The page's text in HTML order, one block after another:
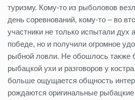
туризму. Кому-то из рыболовов
день соревнований, кому-то – во
участники не только испытали дух
победе, но и получили огромное
рыбной ловли. Не обошлось также
рыбацкой ухи и разговоров у
больше ощущается общность
рождаются оригинальные